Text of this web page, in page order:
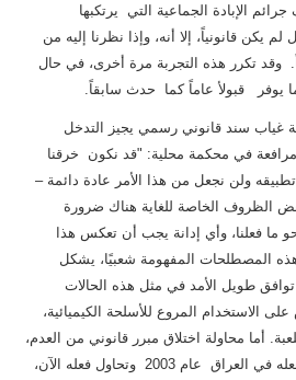
الإبادة الجماعية التي يرتكبها
يكن قانونياً، إلا أنه، وإذا نظرنا إليه من
وقد تكرر هذه التجربة مرة أخرى، في حال
مما يوفر قبولأ عاماً كما حدث سابقاً.
غياب سند قانوني رسمي يجيز التدخل
في محكمة محلية: "قد نكون خرقنا
تطبيقه ولن نجعل من هذا الأمر عادة دائمة –
الظروف الخاصة للغاية هناك ضرورة
ما فعلنا، وأي إدانة يجب أن تعكس هذا
المصطلحات المفهومة شعبيًا، يشكل
توافق طويل الأمد في مثل هذه الحالات
الاستخدام المروع للأسلحة الكيميائية،
أما محاولة اختلاق مبرر قانوني من العدم،
كما حاولت المملكة المتحدة فعله في العراق عام 2003 وتحاول فعله الآن،